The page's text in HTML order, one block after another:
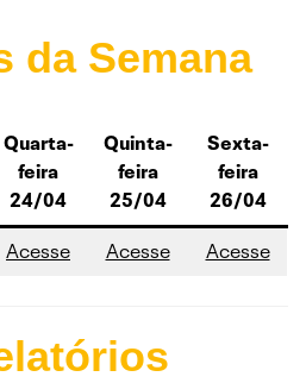
da Semana
Quarta-
feira
24/04
Quinta-
feira
25/04
Sexta-
feira
26/04
Acesse Acesse Acesse